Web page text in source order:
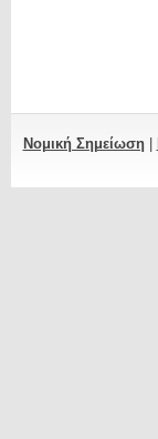
Νομική Σημείωση|